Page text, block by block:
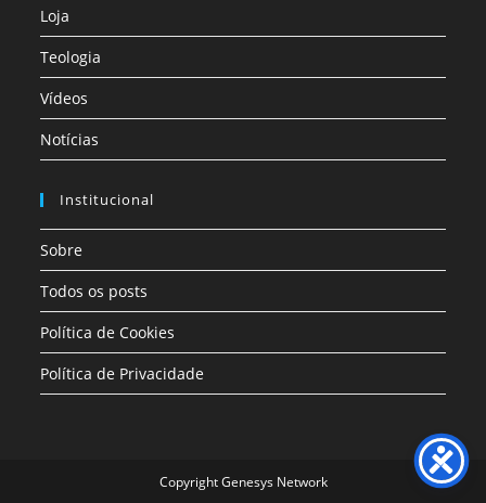
Loja
Teologia
Vídeos
Notícias
Institucional
Sobre
Todos os posts
Política de Cookies
Política de Privacidade
Copyright Genesys Network